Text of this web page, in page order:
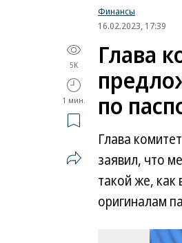
Финансы
16.02.2023, 17:39
5K
1 мин.
Глава
по
Глава
заявил, что
такой же, как
оригиналам